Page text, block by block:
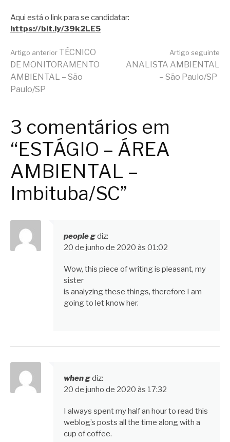
Aqui está o link para se candidatar:
https://bit.ly/39k2LE5
Continue
lendo
Artigo anterior TÉCNICO
DE MONITORAMENTO
AMBIENTAL – São
Paulo/SP
Artigo seguinte
ANALISTA AMBIENTAL
– São Paulo/SP
3 comentários em
“ESTÁGIO – ÁREA
AMBIENTAL –
Imbituba/SC”
people gdiz:
20 de junho de 2020 às 01:02
Wow, this piece of writing is pleasant, my
sister
is analyzing these things, therefore I am
going to let know her.
when gdiz:
20 de junho de 2020 às 17:32
I always spent my half an hour to read this
weblog’s posts all the time along with a
cup of coffee.